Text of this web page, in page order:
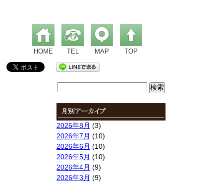
HOME TEL MAP TOP
2026年8月 (3)
2026年7月 (10)
2026年6月 (10)
2026年5月 (10)
2026年4月 (9)
2026年3月 (9)